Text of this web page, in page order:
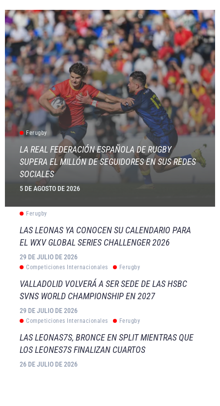
Ferugby
LA REAL FEDERACIÓN ESPAÑOLA DE RUGBY
SUPERA EL MILLÓN DE SEGUIDORES EN SUS REDES
SOCIALES
5 DE AGOSTO DE 2026
Ferugby
LAS LEONAS YA CONOCEN SU CALENDARIO PARA
EL WXV GLOBAL SERIES CHALLENGER 2026
29 DE JULIO DE 2026
Competiciones Internacionales Ferugby
VALLADOLID VOLVERÁ A SER SEDE DE LAS HSBC
SVNS WORLD CHAMPIONSHIP EN 2027
29 DE JULIO DE 2026
Competiciones Internacionales Ferugby
LAS LEONAS7S, BRONCE EN SPLIT MIENTRAS QUE
LOS LEONES7S FINALIZAN CUARTOS
26 DE JULIO DE 2026